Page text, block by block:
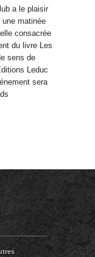
a le plaisir
une matinée
consacrée
du livre Les
sens de
Leduc
sera